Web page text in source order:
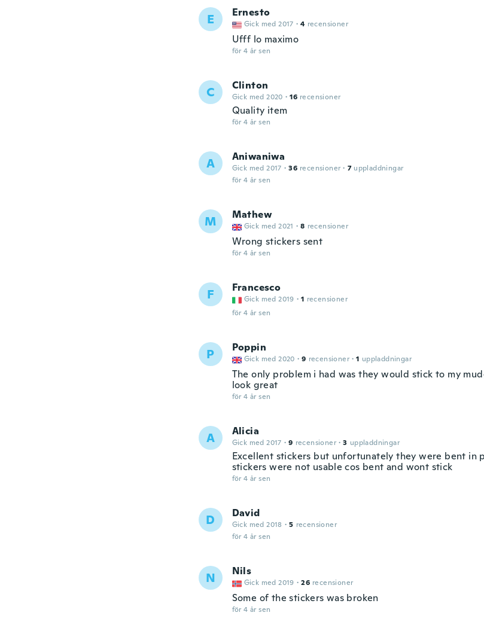
E Ernesto
Gick med 2017 · 4 recensioner
Ufff lo maximo
för 4 år sen
C Clinton
Gick med 2020 · 16 recensioner
Quality item
för 4 år sen
A Aniwaniwa
Gick med 2017 · 36 recensioner · 7 uppladdningar
för 4 år sen
M Mathew
Gick med 2021 · 8 recensioner
Wrong stickers sent
för 4 år sen
F Francesco
Gick med 2019 · 1 recensioner
för 4 år sen
P Poppin
Gick med 2020 · 9 recensioner · 1 uppladdningar
The only problem i had was they would stick to my
look great
för 4 år sen
A Alicia
Gick med 2017 · 9 recensioner · 3 uppladdningar
Excellent stickers but unfortunately they were bent in
stickers were not usable cos bent and wont stick
för 4 år sen
D David
Gick med 2018 · 5 recensioner
för 4 år sen
N Nils
Gick med 2019 · 26 recensioner
Some of the stickers was broken
för 4 år sen